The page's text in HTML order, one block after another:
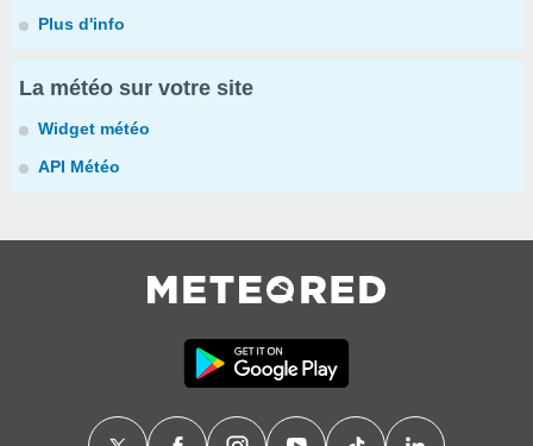
Plus d'info
La météo sur votre site
Widget météo
API Météo